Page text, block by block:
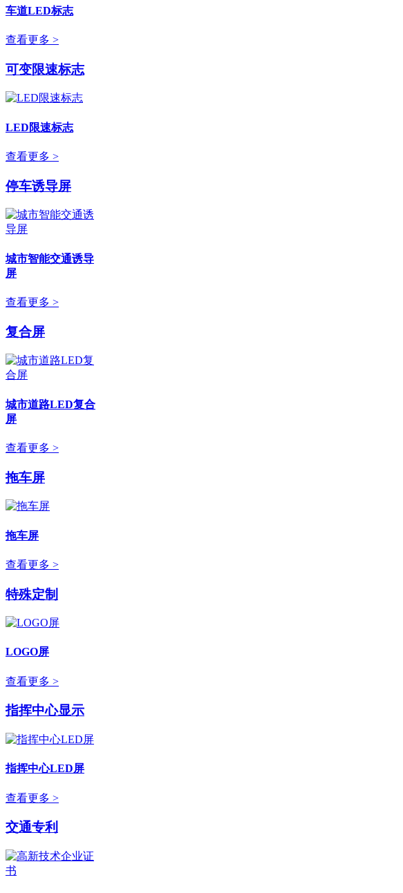
车道LED标志
查看更多 >
可变限速标志
LED限速标志
查看更多 >
停车诱导屏
城市智能交通诱导
屏
查看更多 >
复合屏
城市道路LED复合
屏
查看更多 >
拖车屏
拖车屏
查看更多 >
特殊定制
LOGO屏
查看更多 >
指挥中心显示
指挥中心LED屏
查看更多 >
交通专利